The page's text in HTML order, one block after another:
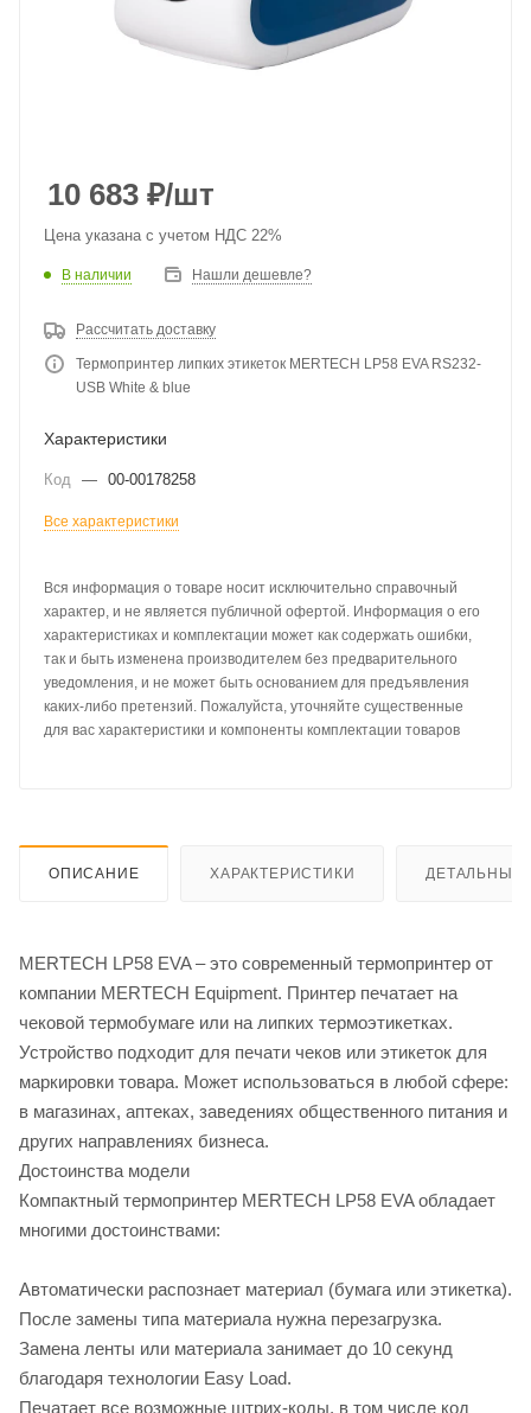
10 683 ₽/шт
Цена указана с учетом НДС 22%
В наличии Нашли дешевле?
Рассчитать доставку
Термопринтер липких этикеток MERTECH LP58 EVA RS232-
USB White & blue
Характеристики
Код — 00-00178258
Все характеристики
Вся информация о товаре носит исключительно справочный
характер, и не является публичной офертой. Информация о его
характеристиках и комплектации может как содержать ошибки,
так и быть изменена производителем без предварительного
уведомления, и не может быть основанием для предъявления
каких-либо претензий. Пожалуйста, уточняйте существенные
для вас характеристики и компоненты комплектации товаров
ОПИСАНИЕ ХАРАКТЕРИСТИКИ ДЕТАЛЬНЫЕ
MERTECH LP58 EVA – это современный термопринтер от
компании MERTECH Equipment. Принтер печатает на
чековой термобумаге или на липких термоэтикетках.
Устройство подходит для печати чеков или этикеток для
маркировки товара. Может использоваться в любой сфере:
в магазинах, аптеках, заведениях общественного питания и
других направлениях бизнеса.
Достоинства модели
Компактный термопринтер MERTECH LP58 EVA обладает
многими достоинствами:
Автоматически распознает материал (бумага или этикетка).
После замены типа материала нужна перезагрузка.
Замена ленты или материала занимает до 10 секунд
благодаря технологии Easy Load.
Печатает все возможные штрих-коды, в том числе код